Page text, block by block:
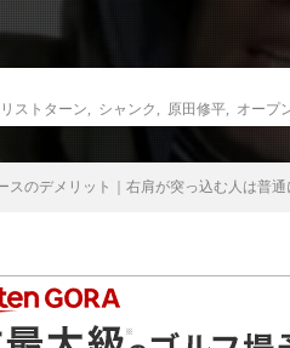
リストターン シャンク 原田修平 オープ
スのデメリット｜右肩が突っ込む人は普